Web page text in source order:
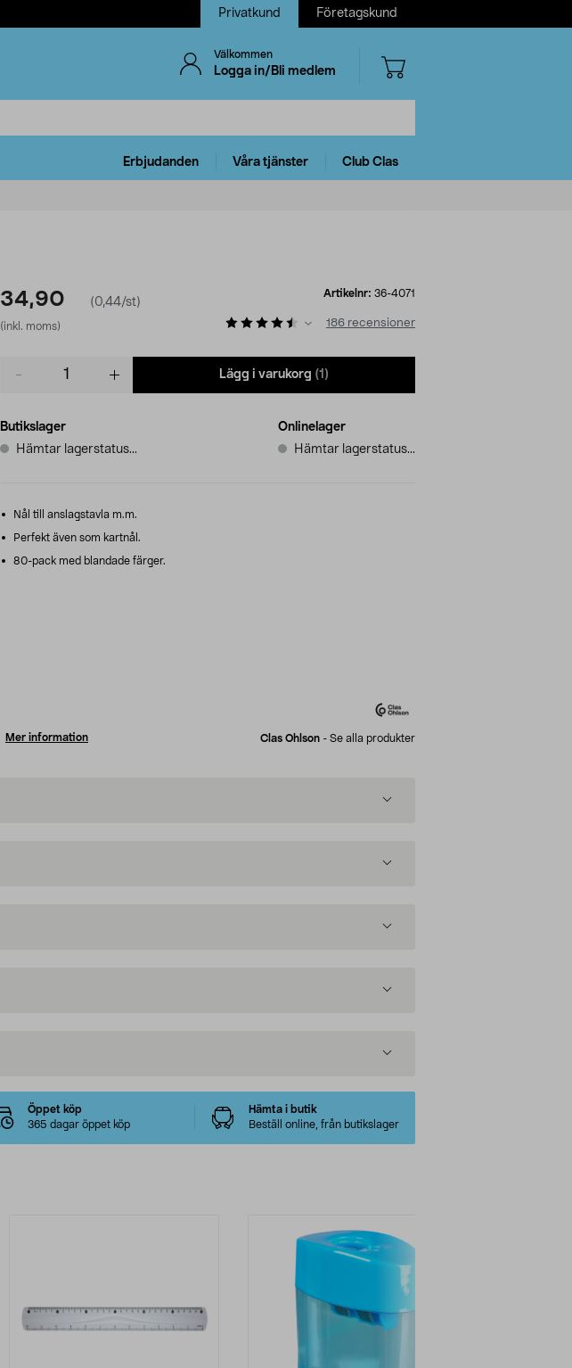
Privatkund Företagskund
Välkommen
Logga in/Bli medlem
Erbjudanden Våra tjänster Club Clas
34,90 (0,44/st)
(inkl. moms)
Artikelnr: 36-4071
186 recensioner
Lägg i varukorg (1)
Butikslager
Hämtar lagerstatus...
Onlinelager
Hämtar lagerstatus...
Nål till anslagstavla m.m.
Perfekt även som kartnål.
80-pack med blandade färger.
Mer information Clas Ohlson - Se alla produkter
Öppet köp
365 dagar öppet köp
Hämta i butik
Beställ online, från butikslager